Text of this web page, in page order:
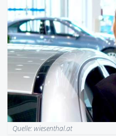
Quelle: wiesenthal.at